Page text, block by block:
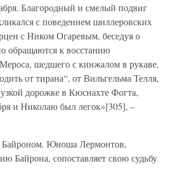
Благородный и смелый подвиг
с поведением шиллеровских
с Ником Огаревым, беседуя о
обращаются к восстанию
шедшего с кинжалом в рукаве,
от тирана“, от Вильгельма Телля,
дорожке в Кюснахте Фогта,
и Николаю был легок»[305], –
Байроном. Юноша Лермонтов,
Байрона, сопоставляет свою судьбу